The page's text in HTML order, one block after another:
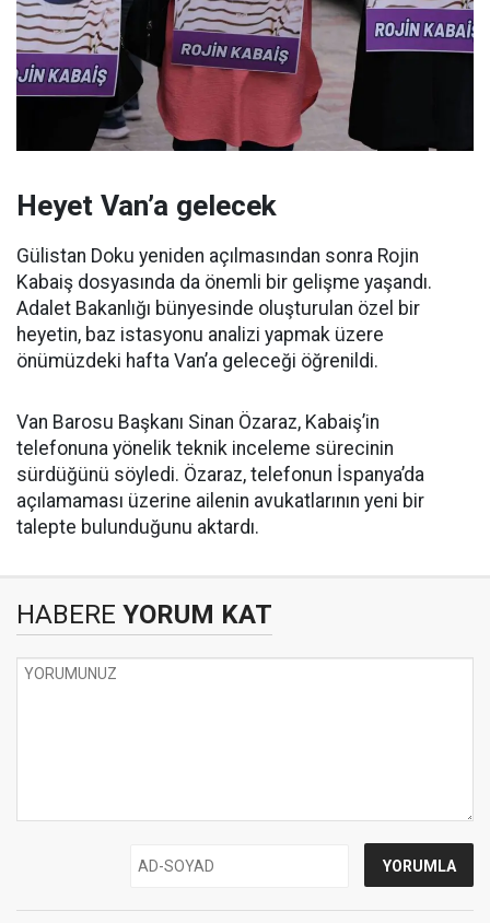
Heyet Van’a gelecek
Gülistan Doku yeniden açılmasından sonra Rojin
Kabaiş dosyasında da önemli bir gelişme yaşandı.
Adalet Bakanlığı bünyesinde oluşturulan özel bir
heyetin, baz istasyonu analizi yapmak üzere
önümüzdeki hafta Van’a geleceği öğrenildi.
Van Barosu Başkanı Sinan Özaraz, Kabaiş’in
telefonuna yönelik teknik inceleme sürecinin
sürdüğünü söyledi. Özaraz, telefonun İspanya’da
açılamaması üzerine ailenin avukatlarının yeni bir
talepte bulunduğunu aktardı.
HABERE YORUM KAT